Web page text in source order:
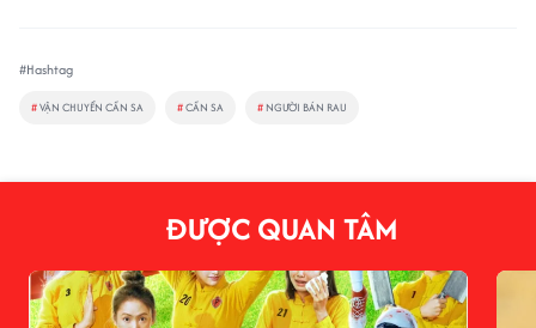
#Hashtag
#VẬN CHUYỂN CẦN SA #CẦN SA # NGƯỜI BÁN RAU
ĐƯỢC QUAN TÂM